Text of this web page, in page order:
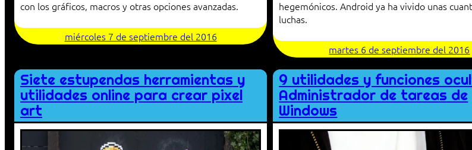
con los gráficos, macros y otras opciones avanzadas.
miércoles 7 de septiembre del 2016
hegemónicos. Android ya ha vivido unas
luchas.
martes 6 de septiembre del 2016
Siete estupendas herramientas y
utilidades online para crear pixel
art
9 utilidades y funciones
Administrador de tareas de
Windows